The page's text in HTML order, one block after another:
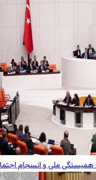
همبستگی ملی و انسجام